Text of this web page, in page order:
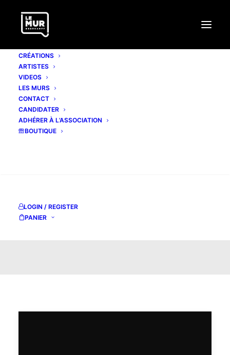
CRÉATIONS
ARTISTES
VIDEOS
LES MURS
CONTACT
CANDIDATER
ADHÉRER À L’ASSOCIATION
BOUTIQUE
LOGIN / REGISTER
PANIER